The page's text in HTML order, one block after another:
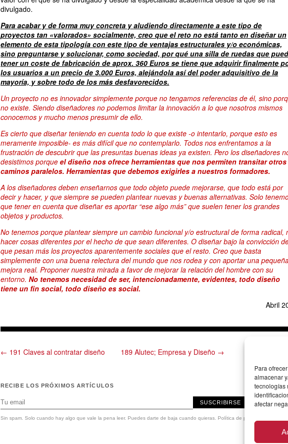
Para
almacenar
tecnologías
afectar
divulgado.
Para acabar y de forma muy concreta y aludiendo directamente a este tipo de
proyectos tan «valorados» socialmente, creo que el reto no está tanto en diseñar un
elemento de esta tipología con este tipo de ventajas estructurales y/o económicas,
sino preguntarse y solucionar, como sociedad, por qué una silla de ruedas que
tener un coste de fabricación de aprox. 360 Euros se tiene que adquirir finalmente
los usuarios a un precio de 3.000 Euros, alejándola así del poder adquisitivo de la
mayoría, y sobre todo de los más desfavorecidos.
Un proyecto no es innovador simplemente porque no tengamos referencias de él, sino
no existe. Siendo diseñadores no podemos limitar la innovación a lo que nosotros mismos
conocemos y mucho menos presumir de ello.
Es cierto que diseñar teniendo en cuenta todo lo que existe -o intentarlo, porque esto es
meramente imposible- es más difícil que no contemplarlo. Todos nos enfrentamos a la
frustración de descubrir que las presuntas buenas ideas ya existen. Pero los diseñadores
desistimos porque el diseño nos ofrece herramientas que nos permiten transitar otros
caminos paralelos. Herramientas que debemos exigirles a nuestros formadores.
A los diseñadores deben enseñarnos que todo objeto puede mejorarse, que todo está por
decir y hacer, y que siempre se pueden plantear nuevas y buenas alternativas. Solo
que tener en cuenta que diseñar es aportar “ese algo más” que suelen tener los grandes
objetos y productos.
No tenemos porque plantear siempre un cambio funcional y/o estructural de forma radical,
hacer cosas diferentes por el hecho de que sean diferentes. O diseñar bajo la convicción
que pesan más los proyectos aparentemente sociales que el resto. Creo que basta
simplemente con una buena relectura del mundo que nos rodea y con aportar una
mejora real. Proponer nuestra mirada a favor de mejorar la relación del hombre con su
entorno. No tenemos necesidad de ser, intencionadamente, evidentes, todo diseño
tiene un fin social, todo diseño es social.
Abril
← 191 Claves al contratar diseño 189 Alutec; Empresa y Diseño →
RECIBE LOS PRÓXIMOS ARTÍCULOS
SUSCRIBIRSE
Sin spam. Solo cuando hay algo que vale la pena leer. Puedes darte de baja cuando quieras. Política de privacidad